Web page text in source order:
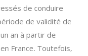
de conduire
de validité de
an à partir de
France. Toutefois,